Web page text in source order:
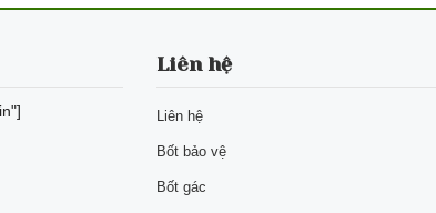
Liên hệ
Liên hệ
Bốt bảo vệ
Bốt gác